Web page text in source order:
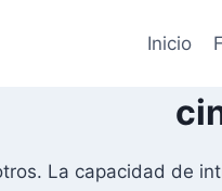
Inicio
La capacidad de